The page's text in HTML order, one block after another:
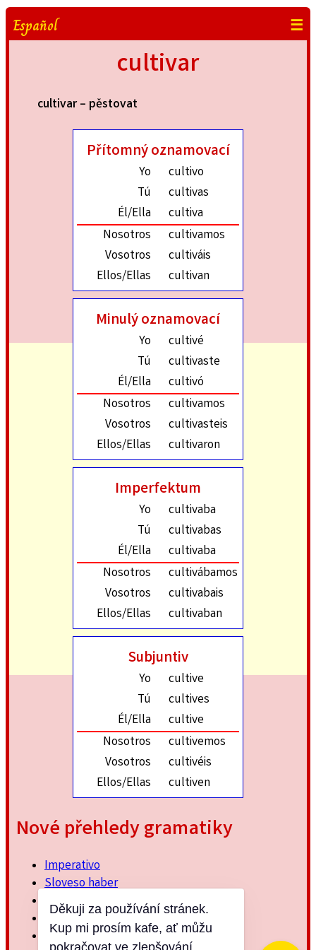
Español ☰
cultivar
cultivar – pěstovat
Přítomný oznamovací
Yo
cultivo
Tú
cultivas
Él/Ella
cultiva
Nosotros
cultivamos
Vosotros
cultiváis
Ellos/Ellas
cultivan
Minulý oznamovací
Yo
cultivé
Tú
cultivaste
Él/Ella
cultivó
Nosotros
cultivamos
Vosotros
cultivasteis
Ellos/Ellas
cultivaron
Imperfektum
Yo
cultivaba
Tú
cultivabas
Él/Ella
cultivaba
Nosotros
cultivábamos
Vosotros
cultivabais
Ellos/Ellas
cultivaban
Subjuntiv
Yo
cultive
Tú
cultives
Él/Ella
cultive
Nosotros
cultivemos
Vosotros
cultivéis
Ellos/Ellas
cultiven
Nové přehledy gramatiky
Imperativo
Sloveso haber
Imperfektum
Přítomný subjuntiv
Minulý jednoduchý
Děkuji za používání stránek.
Kup mi prosím kafe, ať můžu
pokračovat ve zlepšování